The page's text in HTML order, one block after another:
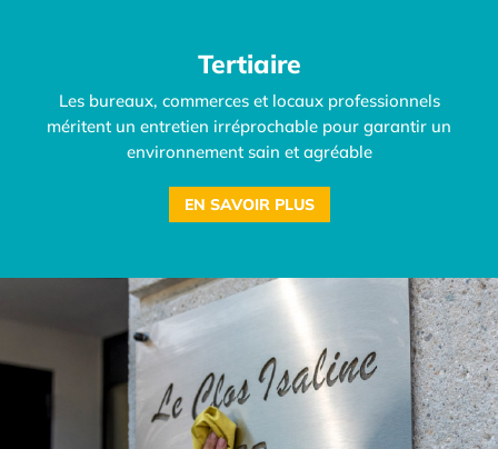
Tertiaire
Les bureaux, commerces et locaux professionnels
méritent un entretien irréprochable pour garantir un
environnement sain et agréable
EN SAVOIR PLUS